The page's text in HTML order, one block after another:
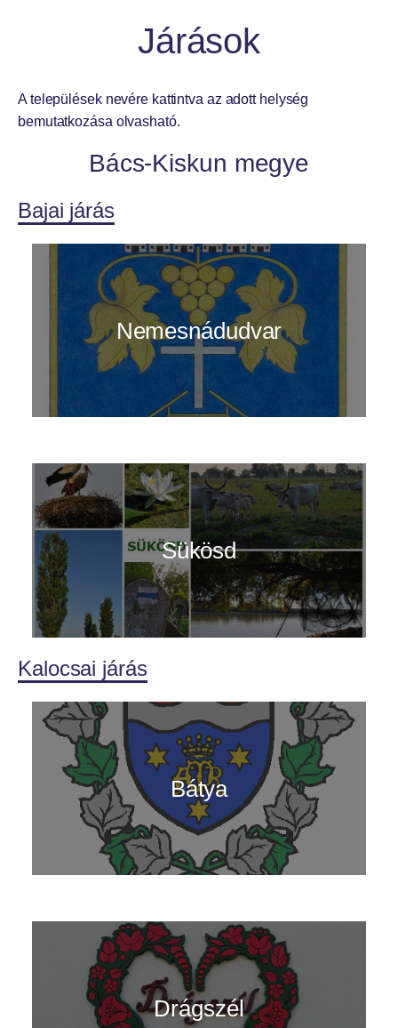
Járások
A települések nevére kattintva az adott helység
bemutatkozása olvasható.
Bács-Kiskun megye
Bajai járás
Nemesnádudvar
Sükösd
Kalocsai járás
Bátya
Drágszél